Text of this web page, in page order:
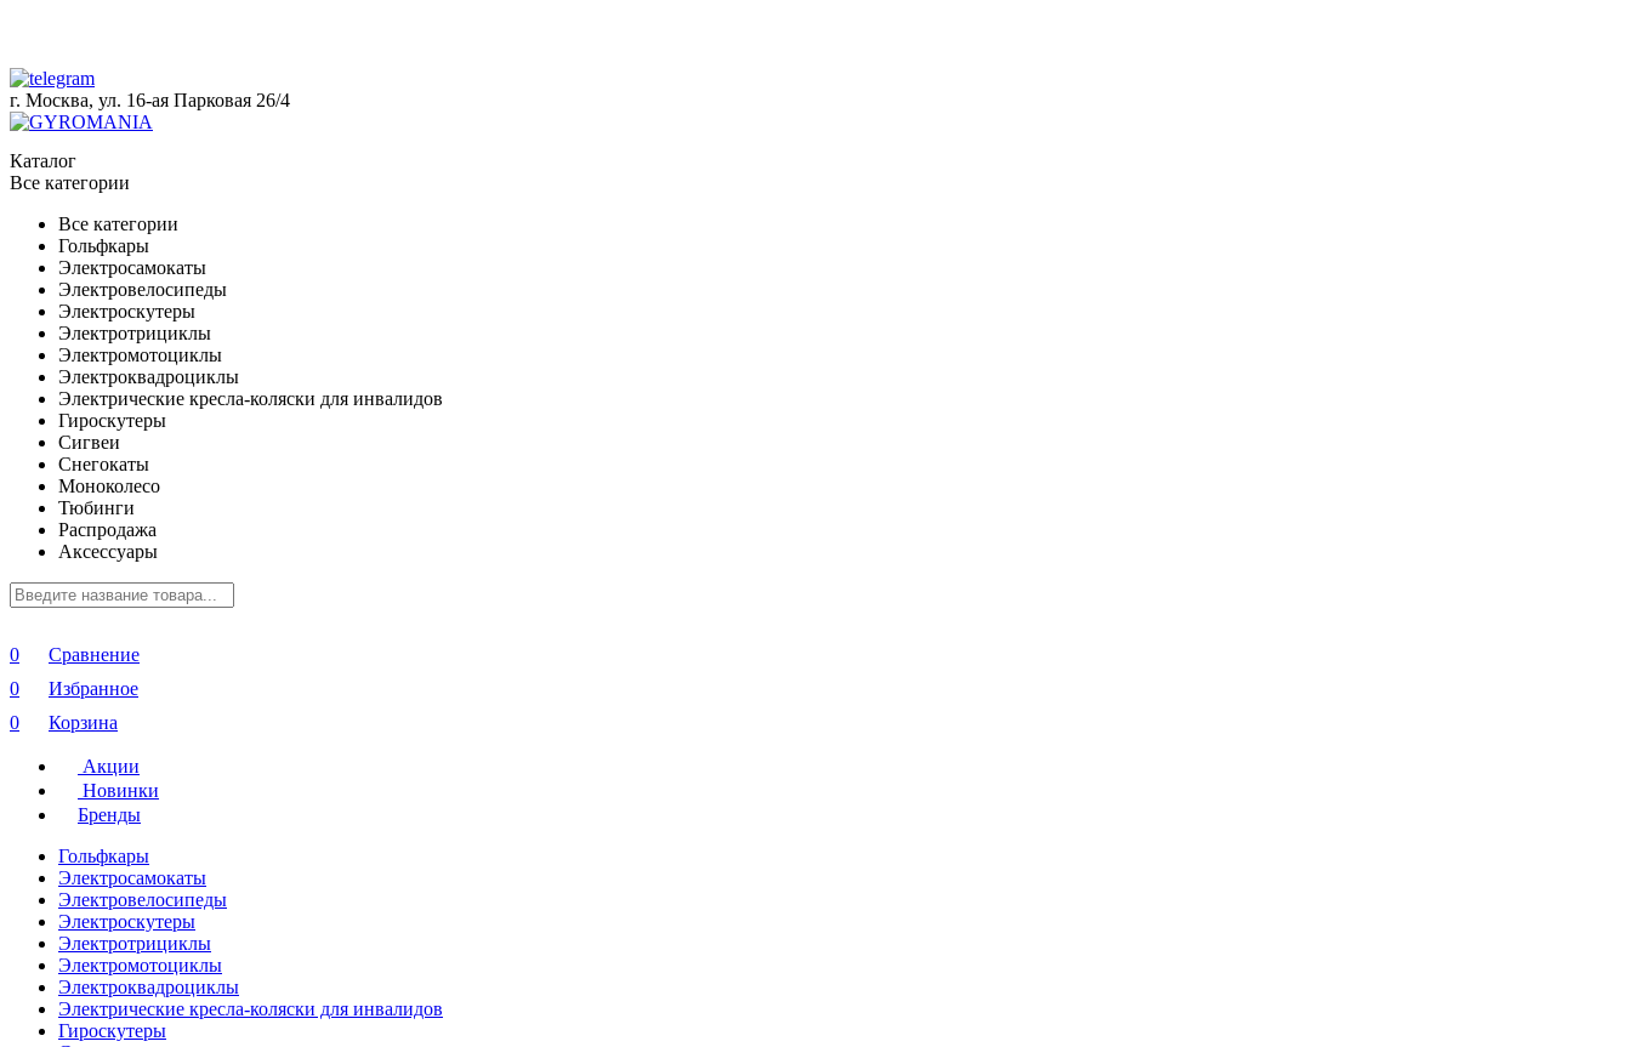
г. Москва, ул. 16-ая Парковая 26/4
Каталог
Все категории
Все категории
Гольфкары
Электросамокаты
Электровелосипеды
Электроскутеры
Электротрициклы
Электромотоциклы
Электроквадроциклы
Электрические кресла-коляски для инвалидов
Гироскутеры
Сигвеи
Снегокаты
Моноколесо
Тюбинги
Распродажа
Аксессуары
0
Сравнение
0
Избранное
0
Корзина
Акции
Новинки
Бренды
Гольфкары
Электросамокаты
Электровелосипеды
Электроскутеры
Электротрициклы
Электромотоциклы
Электроквадроциклы
Электрические кресла-коляски для инвалидов
Гироскутеры